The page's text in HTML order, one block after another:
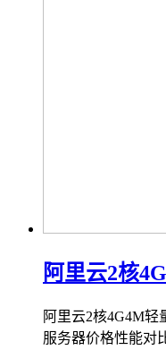
阿里云2核
阿里云2核4G4M
服务器价格性能对